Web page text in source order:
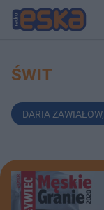
ŚWIT
DARIA ZAWIAŁOW,